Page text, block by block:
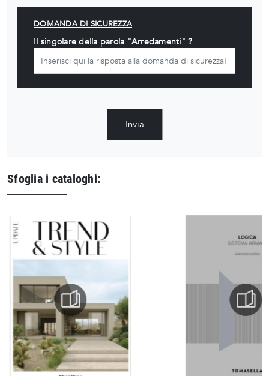
DOMANDA DI SICUREZZA
Il singolare della parola "Arredamenti" ?
Invia
Sfoglia i cataloghi: